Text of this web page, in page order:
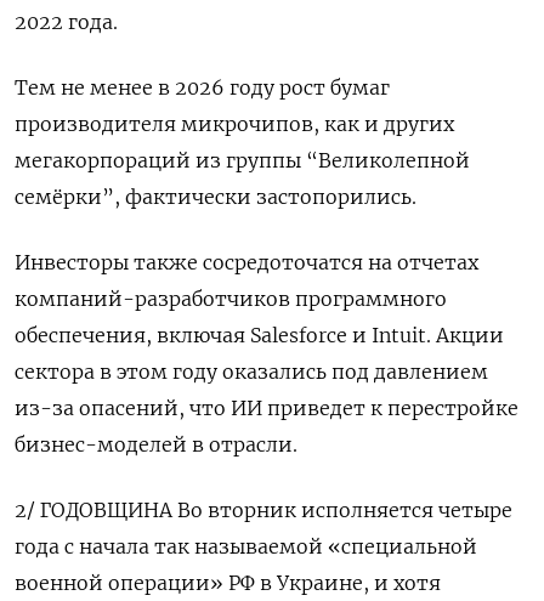
2022 года.
Тем не менее в 2026 году рост бумаг
производителя микрочипов, как и ​других
мегакорпораций из группы “Великолепной
семёрки”, фактически застопорились.
Инвесторы также сосредоточатся ​на отчетах
компаний-разработчиков программного
обеспечения, включая Salesforce и Intuit. Акции
сектора в ​этом году оказались ⁠под давлением
из-за опасений, что ИИ приведет к перестройке
бизнес-моделей в отрасли.
2/ ГОДОВЩИНА Во вторник исполняется четыре
года с начала так называемой «‌специальной
военной операции» РФ в Украине, и хотя